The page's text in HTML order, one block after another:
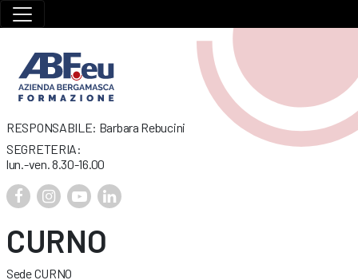
RESPONSABILE: Barbara Rebucini
SEGRETERIA:
lun.-ven. 8.30-16.00
CURNO
Sede CURNO